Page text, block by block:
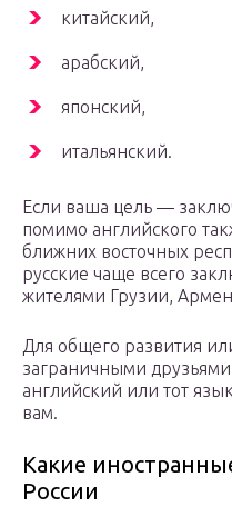
китайский,
арабский,
японский,
итальянский.
Если ваша цель —
помимо английского
ближних восточных
русские чаще всего
жителями Грузии,
Для общего развития
заграничными
английский или тот
вам.
Какие
России